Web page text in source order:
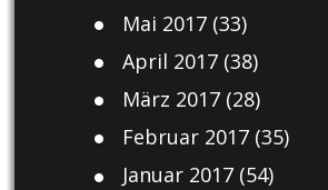
Mai 2017(33)
April 2017(38)
März 2017(28)
Februar 2017(35)
Januar 2017(54)